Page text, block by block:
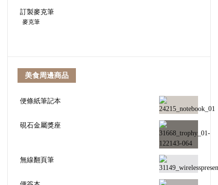
訂製麥克筆
麥克筆
美食周邊商品
便條紙筆記本
硯石金屬獎座
無線翻頁筆